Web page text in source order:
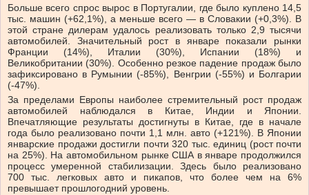
Больше всего спрос вырос в Португалии, где было куплено 14,5
тыс. машин (+62,1%), а меньше всего — в Словакии (+0,3%). В
этой стране дилерам удалось реализовать только 2,9 тысячи
автомобилей. Значительный рост в январе показали рынки
Франции (14%), Италии (30%), Испании (18%) и
Великобритании (30%). Особенно резкое падение продаж было
зафиксировано в Румынии (-85%), Венгрии (-55%) и Болгарии
(-47%).
За пределами Европы наиболее стремительный рост продаж
автомобилей наблюдался в Китае, Индии и Японии.
Впечатляющие результаты достигнуты в Китае, где в начале
года было реализовано почти 1,1 млн. авто (+121%). В Японии
январские продажи достигли почти 320 тыс. единиц (рост почти
на 25%). На автомобильном рынке США в январе продолжился
процесс умеренной стабилизации. Здесь было реализовано
700 тыс. легковых авто и пикапов, что более чем на 6%
превышает прошлогодний уровень.